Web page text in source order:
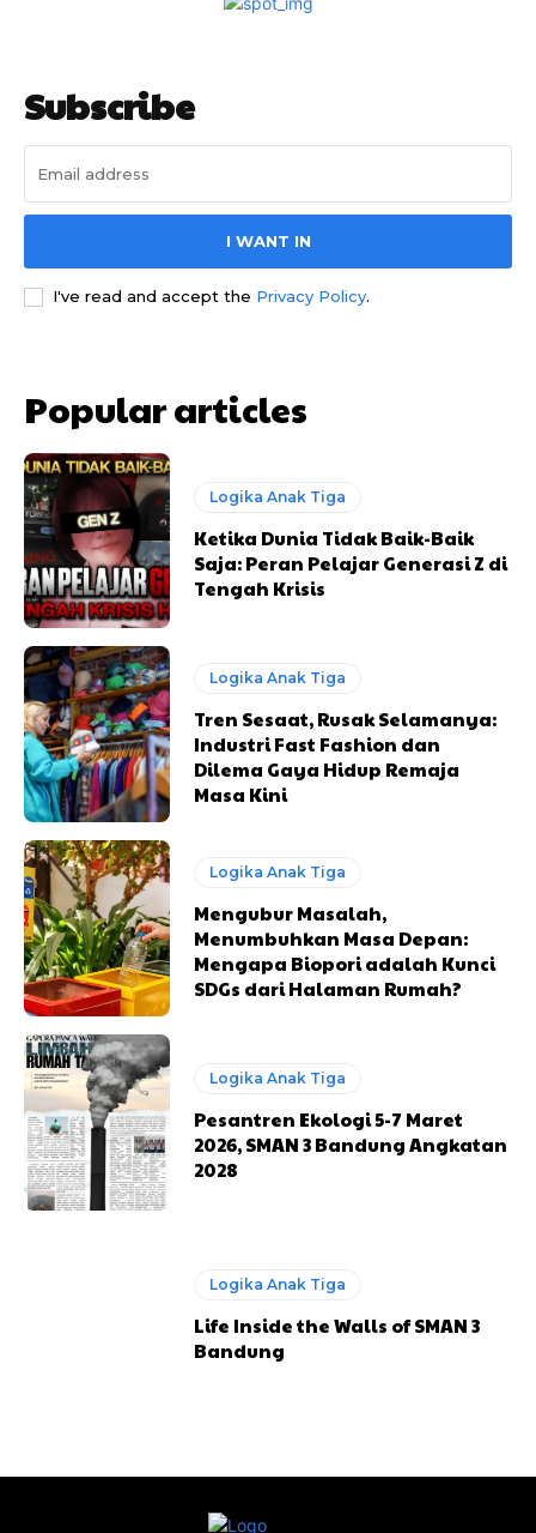
Subscribe
I WANT IN
I've read and accept the Privacy Policy.
Popular articles
Logika Anak Tiga
Ketika Dunia Tidak Baik-Baik
Saja: Peran Pelajar Generasi Z di
Tengah Krisis
Logika Anak Tiga
Tren Sesaat, Rusak Selamanya:
Industri Fast Fashion dan
Dilema Gaya Hidup Remaja
Masa Kini
Logika Anak Tiga
Mengubur Masalah,
Menumbuhkan Masa Depan:
Mengapa Biopori adalah Kunci
SDGs dari Halaman Rumah?
Logika Anak Tiga
Pesantren Ekologi 5-7 Maret
2026, SMAN 3 Bandung Angkatan
2028
Logika Anak Tiga
Life Inside the Walls of SMAN 3
Bandung